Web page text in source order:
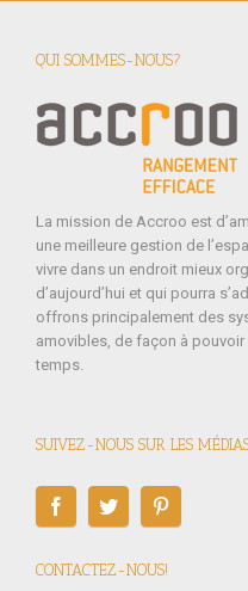
QUI SOMMES-NOUS?
La mission de Accroo est
une meilleure gestion de
vivre dans un endroit mieux
d’aujourd’hui et qui pourra
offrons principalement des
amovibles, de façon à
temps.
SUIVEZ-NOUS SUR LES
CONTACTEZ-NOUS!